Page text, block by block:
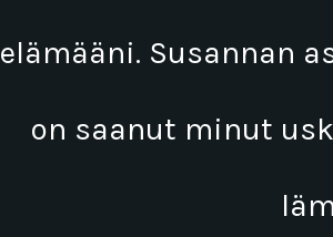
elämääni. Susannan
on saanut minut